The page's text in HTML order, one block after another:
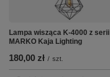
Lampa wisząca K-4000 z serii
MARKO Kaja Lighting
180,00 zł / szt.